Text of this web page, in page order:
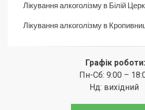
Лікування алкоголізму в Білій
Лікування алкоголізму в
Графік роботи:
Пн-Сб: 9:00 –
Нд: вихідний